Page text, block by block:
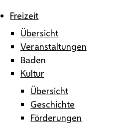
Freizeit
Übersicht
Veranstaltungen
Baden
Kultur
Übersicht
Geschichte
Förderungen